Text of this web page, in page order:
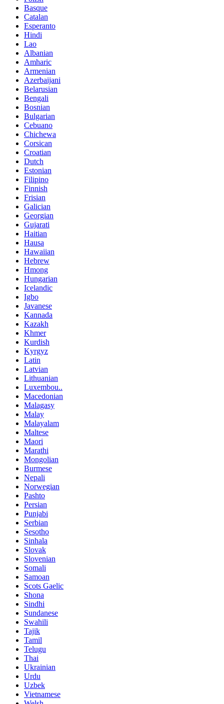
Basque
Catalan
Esperanto
Hindi
Lao
Albanian
Amharic
Armenian
Azerbaijani
Belarusian
Bengali
Bosnian
Bulgarian
Cebuano
Chichewa
Corsican
Croatian
Dutch
Estonian
Filipino
Finnish
Frisian
Galician
Georgian
Gujarati
Haitian
Hausa
Hawaiian
Hebrew
Hmong
Hungarian
Icelandic
Igbo
Javanese
Kannada
Kazakh
Khmer
Kurdish
Kyrgyz
Latin
Latvian
Lithuanian
Luxembou..
Macedonian
Malagasy
Malay
Malayalam
Maltese
Maori
Marathi
Mongolian
Burmese
Nepali
Norwegian
Pashto
Persian
Punjabi
Serbian
Sesotho
Sinhala
Slovak
Slovenian
Somali
Samoan
Scots Gaelic
Shona
Sindhi
Sundanese
Swahili
Tajik
Tamil
Telugu
Thai
Ukrainian
Urdu
Uzbek
Vietnamese